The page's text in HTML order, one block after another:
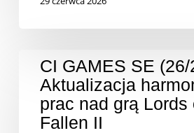
CI GAMES SE (26/
Aktualizacja
prac nad grą Lords
Fallen II